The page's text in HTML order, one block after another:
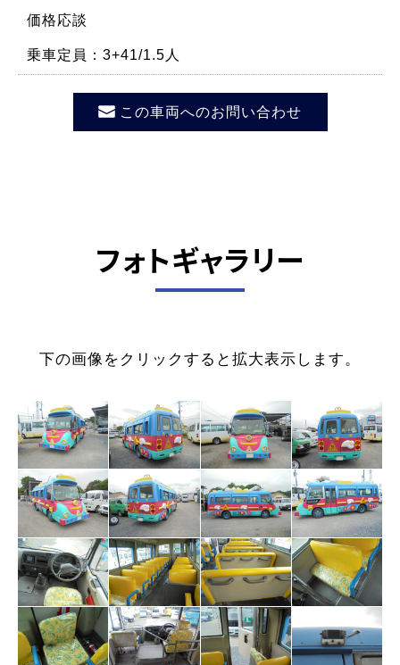
価格応談
乗車定員：3+41/1.5人
この車両へのお問い合わせ
フォトギャラリー
下の画像をクリックすると拡大表示します。